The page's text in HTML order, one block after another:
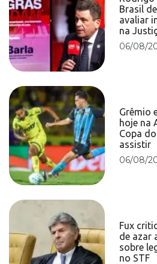
Brasil
avaliar
na
06/08/
Grêmio
hoje na
Copa
assistir
06/08/
Fux
de azar
sobre
no STF